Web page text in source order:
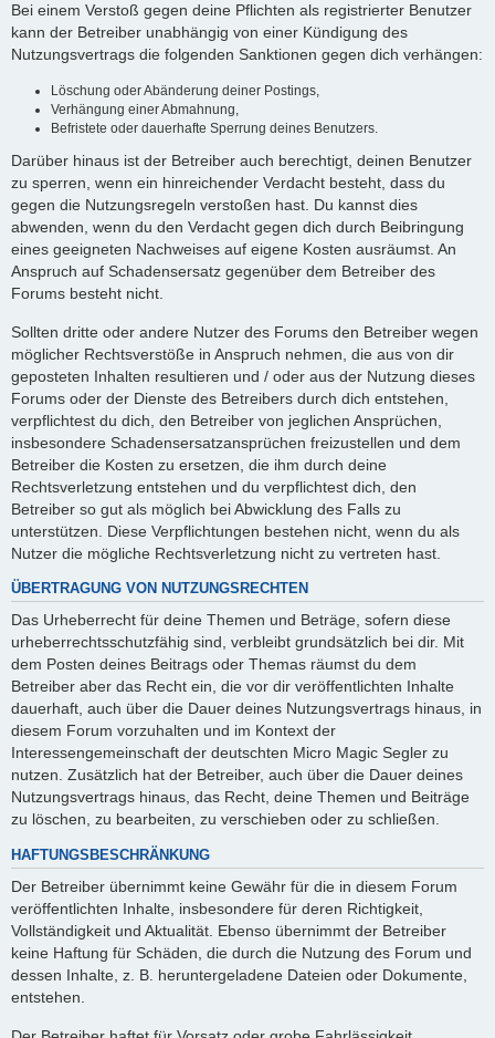
Bei einem Verstoß gegen deine Pflichten als registrierter Benutzer
kann der Betreiber unabhängig von einer Kündigung des
Nutzungsvertrags die folgenden Sanktionen gegen dich verhängen:
Löschung oder Abänderung deiner Postings,
Verhängung einer Abmahnung,
Befristete oder dauerhafte Sperrung deines Benutzers.
Darüber hinaus ist der Betreiber auch berechtigt, deinen Benutzer
zu sperren, wenn ein hinreichender Verdacht besteht, dass du
gegen die Nutzungsregeln verstoßen hast. Du kannst dies
abwenden, wenn du den Verdacht gegen dich durch Beibringung
eines geeigneten Nachweises auf eigene Kosten ausräumst. An
Anspruch auf Schadensersatz gegenüber dem Betreiber des
Forums besteht nicht.
Sollten dritte oder andere Nutzer des Forums den Betreiber wegen
möglicher Rechtsverstöße in Anspruch nehmen, die aus von dir
geposteten Inhalten resultieren und / oder aus der Nutzung dieses
Forums oder der Dienste des Betreibers durch dich entstehen,
verpflichtest du dich, den Betreiber von jeglichen Ansprüchen,
insbesondere Schadensersatzansprüchen freizustellen und dem
Betreiber die Kosten zu ersetzen, die ihm durch deine
Rechtsverletzung entstehen und du verpflichtest dich, den
Betreiber so gut als möglich bei Abwicklung des Falls zu
unterstützen. Diese Verpflichtungen bestehen nicht, wenn du als
Nutzer die mögliche Rechtsverletzung nicht zu vertreten hast.
ÜBERTRAGUNG VON NUTZUNGSRECHTEN
Das Urheberrecht für deine Themen und Beträge, sofern diese
urheberrechtsschutzfähig sind, verbleibt grundsätzlich bei dir. Mit
dem Posten deines Beitrags oder Themas räumst du dem
Betreiber aber das Recht ein, die vor dir veröffentlichten Inhalte
dauerhaft, auch über die Dauer deines Nutzungsvertrags hinaus, in
diesem Forum vorzuhalten und im Kontext der
Interessengemeinschaft der deutschten Micro Magic Segler zu
nutzen. Zusätzlich hat der Betreiber, auch über die Dauer deines
Nutzungsvertrags hinaus, das Recht, deine Themen und Beiträge
zu löschen, zu bearbeiten, zu verschieben oder zu schließen.
HAFTUNGSBESCHRÄNKUNG
Der Betreiber übernimmt keine Gewähr für die in diesem Forum
veröffentlichten Inhalte, insbesondere für deren Richtigkeit,
Vollständigkeit und Aktualität. Ebenso übernimmt der Betreiber
keine Haftung für Schäden, die durch die Nutzung des Forum und
dessen Inhalte, z. B. heruntergeladene Dateien oder Dokumente,
entstehen.